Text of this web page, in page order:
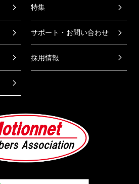
特集
サポート・お問い合わせ
採用情報